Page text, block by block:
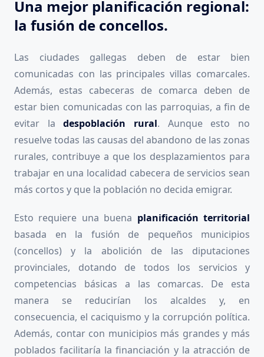
Una mejor planificación regional:
la fusión de concellos.
Las ciudades gallegas deben de estar bien
comunicadas con las principales villas comarcales.
Además, estas cabeceras de comarca deben de
estar bien comunicadas con las parroquias, a fin de
evitar ladespoblación rural. Aunque esto no
resuelve todas las causas del abandono de las zonas
rurales, contribuye a que los desplazamientos para
trabajar en una localidad cabecera de servicios sean
más cortos y que la población no decida emigrar.
Esto requiere una buena planificación territorial
basada en la fusión de pequeños municipios
(concellos) y la abolición de las diputaciones
provinciales, dotando de todos los servicios y
competencias básicas a las comarcas. De esta
manera se reducirían los alcaldes y, en
consecuencia, el caciquismo y la corrupción política.
Además, contar con municipios más grandes y más
poblados facilitaría la financiación y la atracción de